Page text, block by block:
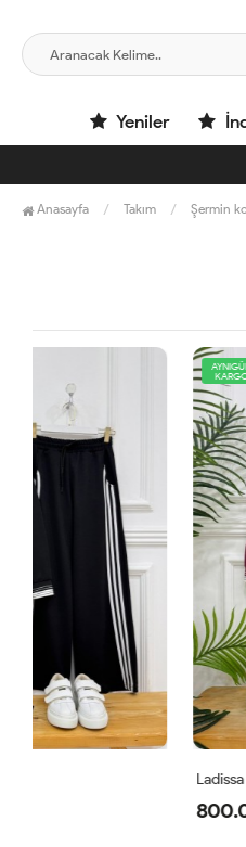
Yeniler
Anasayfa Takım Şermin
Ladissa İkili Takım Bordo